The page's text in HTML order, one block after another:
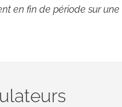
en fin de période sur